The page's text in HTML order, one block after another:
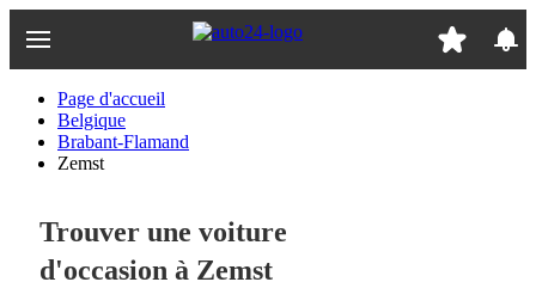
au
Page d'accueil
Belgique
Brabant-Flamand
Zemst
Trouver une voiture
d'occasion à Zemst